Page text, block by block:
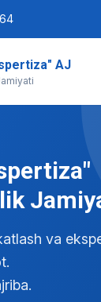
AJ
rejalar
va